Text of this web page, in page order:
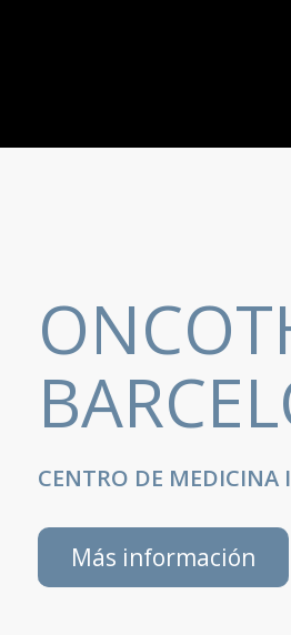
CENTRO DE MEDICINA
Más información